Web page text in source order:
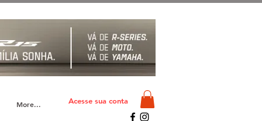
More... Acesse sua conta